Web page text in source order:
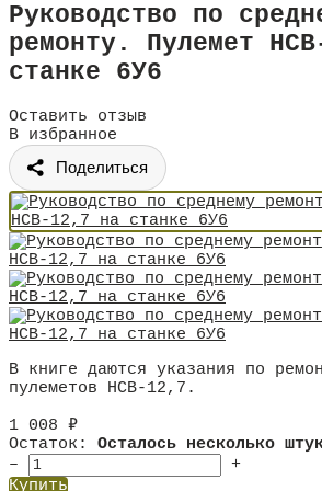
Руководство по
ремонту. Пулемет
станке 6У6
Оставить отзыв
В избранное
Поделиться
В книге даются указания по
пулеметов НСВ-12,7.
1 008 ₽
Остаток:
Осталось несколько
–
+
Купить